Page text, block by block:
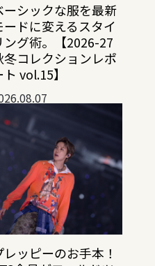
ーシックな服を最新
ードに変えるスタイ
ング術。【2026-27
冬コレクションレポ
ト vol.15】
レッピーのお手本！